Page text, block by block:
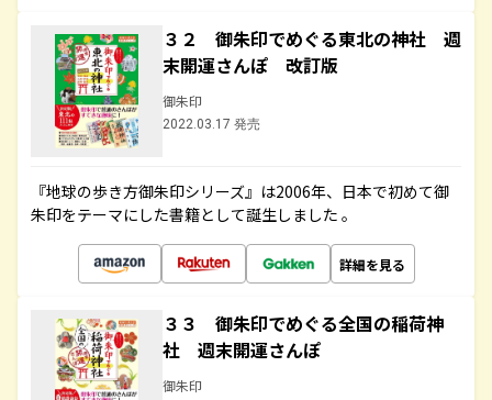
３２ 御朱印でめぐる東北の神社 週
末開運さんぽ 改訂版
御朱印
2022.03.17 発売
『地球の歩き方御朱印シリーズ』は2006年、日本で初めて御
朱印をテーマにした書籍として誕生しました 。
詳細を見る
３３ 御朱印でめぐる全国の稲荷神
社 週末開運さんぽ
御朱印